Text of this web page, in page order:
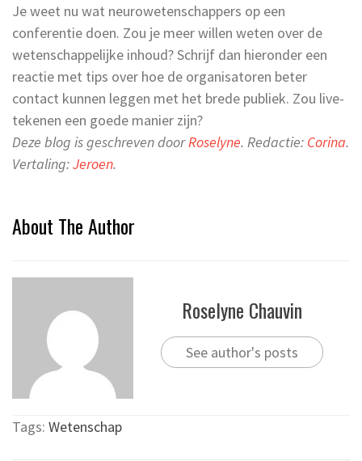
Je weet nu wat neurowetenschappers op een
conferentie doen. Zou je meer willen weten over de
wetenschappelijke inhoud? Schrijf dan hieronder een
reactie met tips over hoe de organisatoren beter
contact kunnen leggen met het brede publiek. Zou live-
tekenen een goede manier zijn?
Deze blog is geschreven doorRoselyne. Redactie: Corina.
Vertaling:Jeroen.
About The Author
Roselyne Chauvin
See author's posts
Tags: Wetenschap